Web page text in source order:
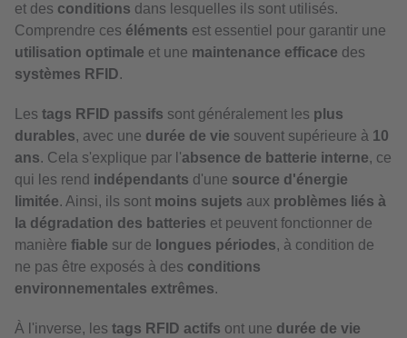
et des conditions dans lesquelles ils sont utilisés.
Comprendre ces éléments est essentiel pour garantir une
utilisation optimale et une maintenance efficace des
systèmes RFID.
Les tags RFID passifs sont généralement les plus
durables, avec une durée de vie souvent supérieure à 10
ans. Cela s'explique par l'absence de batterie interne, ce
qui les rend indépendants d'une source d'énergie
limitée. Ainsi, ils sont moins sujets aux problèmes liés à
la dégradation des batteries et peuvent fonctionner de
manière fiable sur de longues périodes, à condition de
ne pas être exposés à des conditions
environnementales extrêmes.
À l'inverse, les tags RFID actifs ont une durée de vie